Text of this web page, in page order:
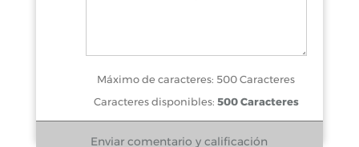
Máximo de caracteres: 500 Caracteres
Caracteres disponibles: 500 Caracteres